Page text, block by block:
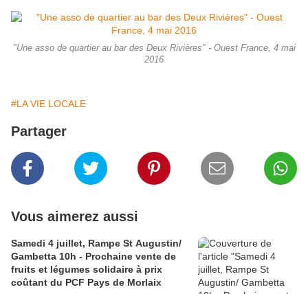
"Une asso de quartier au bar des Deux Rivières" - Ouest France, 4 mai
2016
#LA VIE LOCALE
Partager
Vous aimerez aussi
Samedi 4 juillet, Rampe St Augustin/
Gambetta 10h - Prochaine vente de
fruits et légumes solidaire à prix
coûtant du PCF Pays de Morlaix